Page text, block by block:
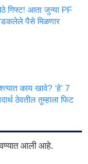
गिफ्ट! आता जुन्या PF
पैसे मिळणार
काय खावे? ‘हे’ 7
ठेवतील तुम्हाला फिट
आली आहे.